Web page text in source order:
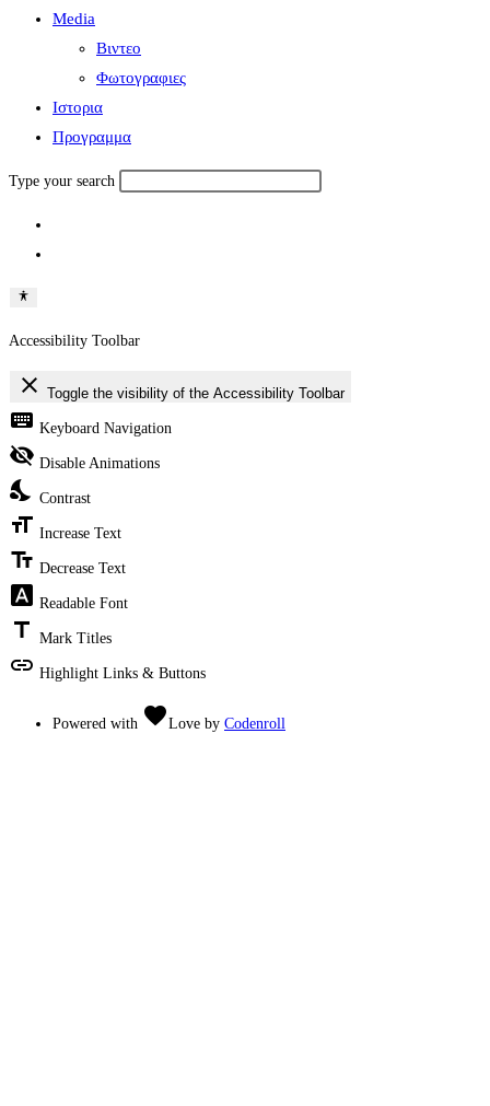
Media
Βιντεο
Φωτογραφιες
Ιστορια
Πρoγραμμα
Type your search
Accessibility Toolbar
close Toggle the visibility of the Accessibility Toolbar
keyboard Keyboard Navigation
visibility_off Disable Animations
nights_stay Contrast
format_size Increase Text
text_fields Decrease Text
font_download Readable Font
title Mark Titles
link Highlight Links & Buttons
Powered with favoriteLove by Codenroll